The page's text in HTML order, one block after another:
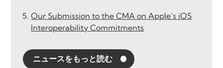
Our Submission to the CMA on Apple’s iOS
Interoperability Commitments
ニュースをもっと読む